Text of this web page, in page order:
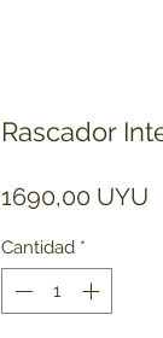
Rascador
1690,00 UYU
Cantidad *